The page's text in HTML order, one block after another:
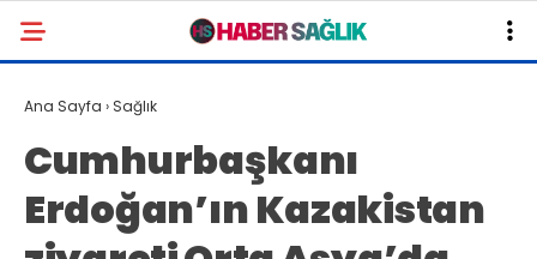
Ana Sayfa › Sağlık
Cumhurbaşkanı
Erdoğan’ın Kazakistan